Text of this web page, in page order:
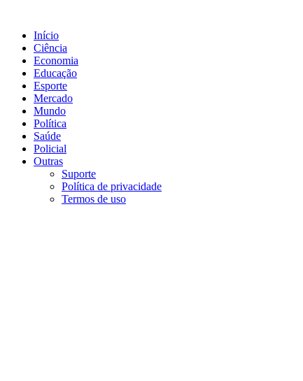
conteúdo
Início
Ciência
Economia
Educação
Esporte
Mercado
Mundo
Política
Saúde
Policial
Outras
Suporte
Política de privacidade
Termos de uso